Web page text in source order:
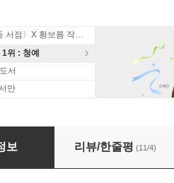
뮤지컬 〈휴남동 서점〉X 황보름 작가 북토크
위 : 청예
서
만
닿지 않는 곳으로
보 리뷰/한줄평 (11/4)